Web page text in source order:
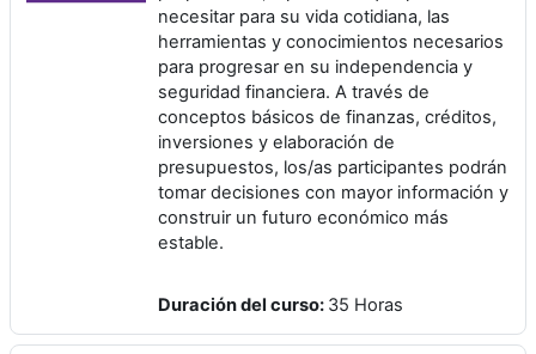
necesitar para su vida cotidiana, las
herramientas y conocimientos necesarios
para progresar en su independencia y
seguridad financiera. A través de
conceptos básicos de finanzas, créditos,
inversiones y elaboración de
presupuestos, los/as participantes podrán
tomar decisiones con mayor información y
construir un futuro económico más
estable.
Duración del curso: 35 Horas